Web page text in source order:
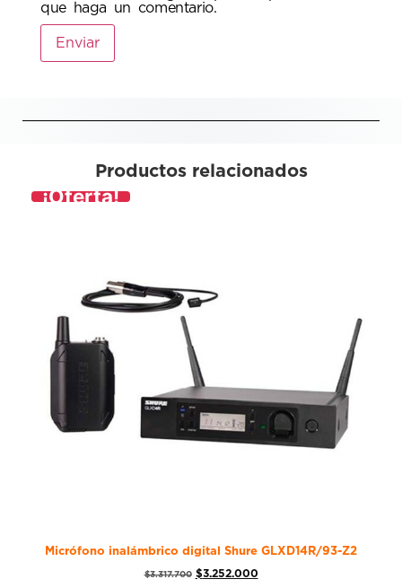
que haga un comentario.
Productos relacionados
¡Oferta!
Micrófono inalámbrico digital Shure GLXD14R/93-Z2
$3.317.700 $3.252.000